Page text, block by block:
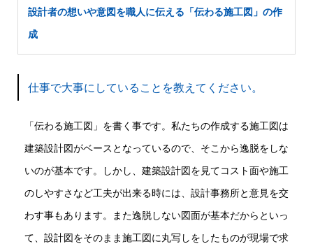
設計者の想いや意図を職人に伝える「伝わる施工図」の作
成
仕事で大事にしていることを教えてください。
「伝わる施工図」を書く事です。私たちの作成する施工図は
建築設計図がベースとなっているので、そこから逸脱をしな
いのが基本です。しかし、建築設計図を見てコスト面や施工
のしやすさなど工夫が出来る時には、設計事務所と意見を交
わす事もあります。また逸脱しない図面が基本だからといっ
て、設計図をそのまま施工図に丸写しをしたものが現場で求